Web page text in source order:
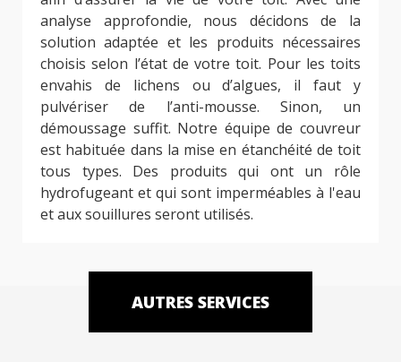
analyse approfondie, nous décidons de la
solution adaptée et les produits nécessaires
choisis selon l’état de votre toit. Pour les toits
envahis de lichens ou d’algues, il faut y
pulvériser de l’anti-mousse. Sinon, un
démoussage suffit. Notre équipe de couvreur
est habituée dans la mise en étanchéité de toit
tous types. Des produits qui ont un rôle
hydrofugeant et qui sont imperméables à l'eau
et aux souillures seront utilisés.
AUTRES SERVICES